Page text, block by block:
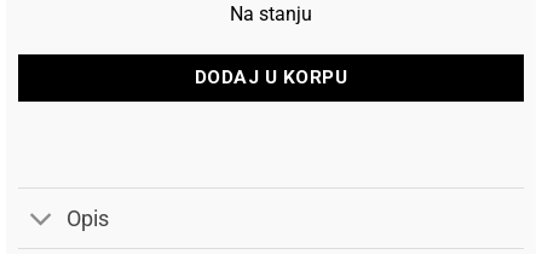
Na stanju
DODAJ U KORPU
Opis